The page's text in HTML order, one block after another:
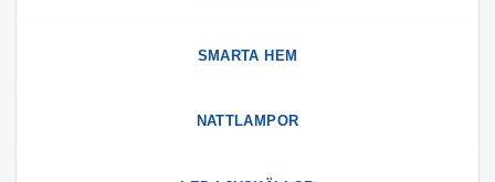
SMARTA HEM
NATTLAMPOR